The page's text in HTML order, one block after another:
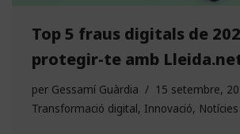
Top 5 fraus digitals de
protegir-te amb
per Gessamí Guàrdia
15 setembre,
Transformació digital, Innovació, Notícies